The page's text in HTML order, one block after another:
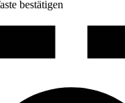
bestätigen